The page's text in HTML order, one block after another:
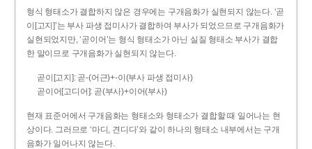
형식 형태소가 결합하지 않은 경우에는 구개음화가 실현되지 않는다. ‘곧
이[고지]’는 부사 파생 접미사가 결합하여 부사가 되었으므로 구개음화가
실현되었지만, ‘곧이어’는 형식 형태소가 아닌 실질 형태소 부사가 결합
한 말이므로 구개음화가 실현되지 않는다.
곧이[고지]: 곧-­(어근)+­-이(부사 파생 접미사)
곧이어[고디어]: 곧(부사)+이어(부사)
현재 표준어에서 구개음화는 형태소와 형태소가 결합할 때 일어나는 현
상이다. 그러므로 ‘마디, 견디다’와 같이 하나의 형태소 내부에서는 구개
음화가 일어나지 않는다.